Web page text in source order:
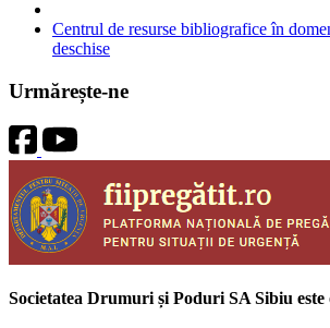
Centrul de resurse bibliografice în
deschise
Urmărește-ne
Societatea Drumuri și Poduri SA Sibiu este